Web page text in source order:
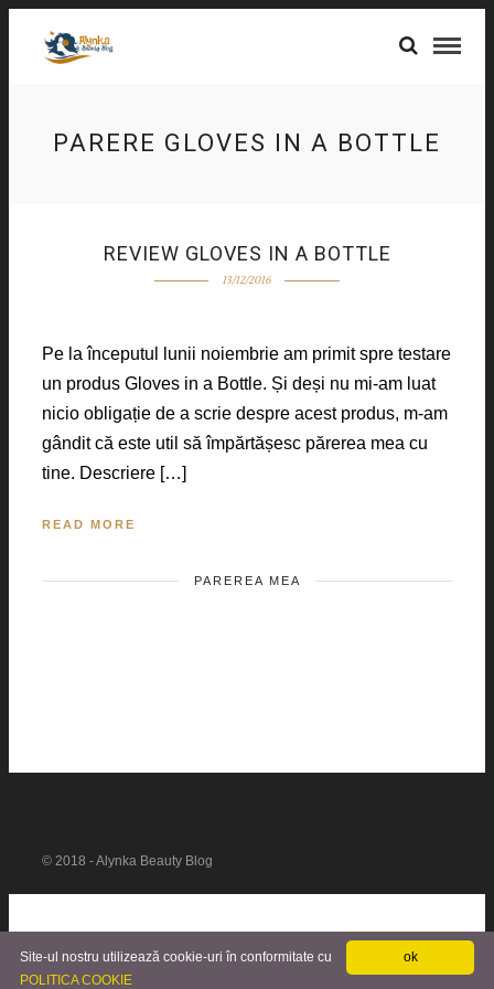
PARERE GLOVES IN A BOTTLE
REVIEW GLOVES IN A BOTTLE
13/12/2016
Pe la începutul lunii noiembrie am primit spre testare
un produs Gloves in a Bottle. Și deși nu mi-am luat
nicio obligație de a scrie despre acest produs, m-am
gândit că este util să împărtășesc părerea mea cu
tine. Descriere […]
READ MORE
PAREREA MEA
© 2018 - Alynka Beauty Blog
ok
Site-ul nostru utilizează cookie-uri în conformitate cu
POLITICA COOKIE